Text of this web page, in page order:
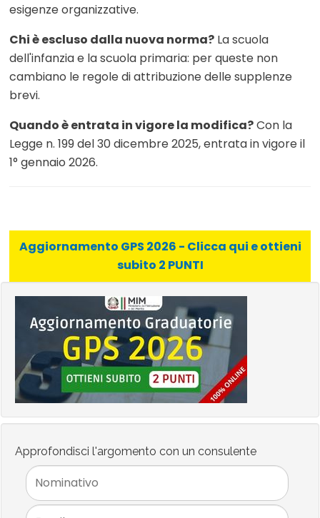
esigenze organizzative.
Chi è escluso dalla nuova norma? La scuola
dell'infanzia e la scuola primaria: per queste non
cambiano le regole di attribuzione delle supplenze
brevi.
Quando è entrata in vigore la modifica?Con la
Legge n. 199 del 30 dicembre 2025, entrata in vigore il
1° gennaio 2026.
Aggiornamento GPS 2026 - Clicca qui e ottieni
subito 2 PUNTI
Approfondisci l'argomento con un consulente